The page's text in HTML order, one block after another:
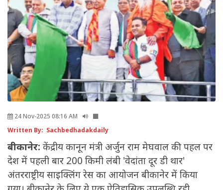
24 Nov-2025 08:16 AM
Written By: Sachbedhadakdaily
बीकानेर: केंद्रीय कानून मंत्री अर्जुन राम मेघवाल की पहल पर
देश में पहली बार 200 किमी लंबी 'वेदांता दूर डी थार'
अंतरराष्ट्रीय साइक्लिंग रेस का आयोजन बीकानेर में किया